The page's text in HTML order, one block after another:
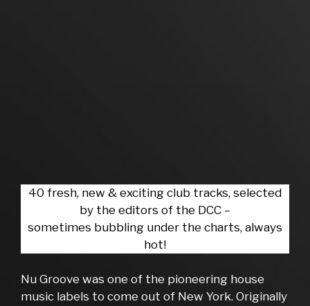
40 fresh, new & exciting club tracks, selected
by the editors of the DCC –
sometimes bubbling under the charts, always
hot!
Nu Groove was one of the pioneering house
music labels to come out of New York. Originally